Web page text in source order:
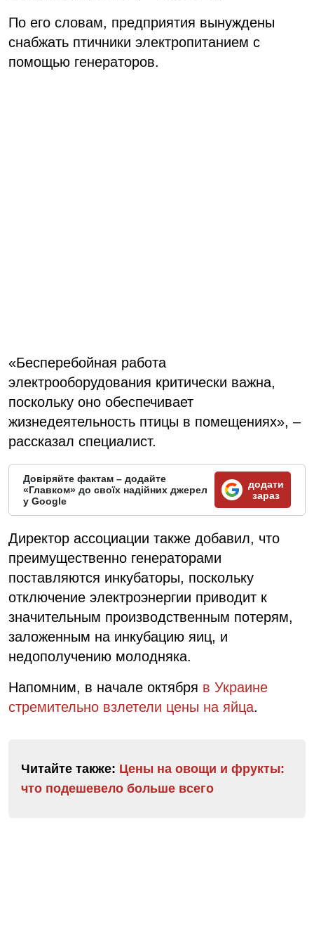
По его словам, предприятия вынуждены
снабжать птичники электропитанием с
помощью генераторов.
«Бесперебойная работа
электрооборудования критически важна,
поскольку оно обеспечивает
жизнедеятельность птицы в помещениях», –
рассказал специалист.
Довіряйте фактам – додайте
«Главком» до своїх надійних джерел
у Google
додати
зараз
Директор ассоциации также добавил, что
преимущественно генераторами
поставляются инкубаторы, поскольку
отключение электроэнергии приводит к
значительным производственным потерям,
заложенным на инкубацию яиц, и
недополучению молодняка.
Напомним, в начале октября в Украине
стремительно взлетели цены на яйца.
Читайте также: Цены на овощи и фрукты:
что подешевело больше всего